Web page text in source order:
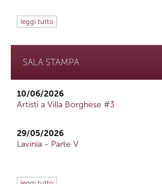
leggi tutto
SALA STAMPA
10/06/2026
Artisti a Villa Borghese #3
29/05/2026
Lavinia - Parte V